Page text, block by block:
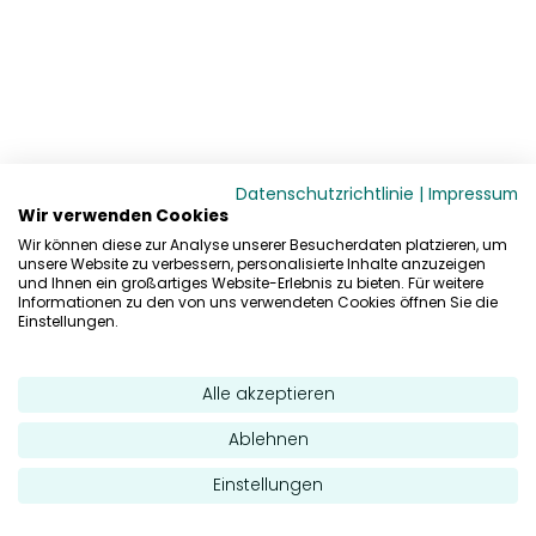
Datenschutzrichtlinie | Impressum
Wir verwenden Cookies
Wir können diese zur Analyse unserer Besucherdaten platzieren, um
unsere Website zu verbessern, personalisierte Inhalte anzuzeigen
und Ihnen ein großartiges Website-Erlebnis zu bieten. Für weitere
Informationen zu den von uns verwendeten Cookies öffnen Sie die
Einstellungen.
Alle akzeptieren
Ablehnen
Einstellungen